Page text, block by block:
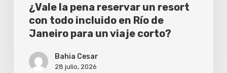
Janeiro
¿Vale la pena reservar un resort
con todo incluido en Río de
Janeiro para un viaje corto?
Bahia Cesar
28 julio, 2026